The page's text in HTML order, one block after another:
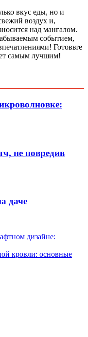
вкус еды, но и
воздух и,
над мангалом.
событием,
Готовьте
самым лучшим!
не повредив
даче
дизайне:
кровли: основные